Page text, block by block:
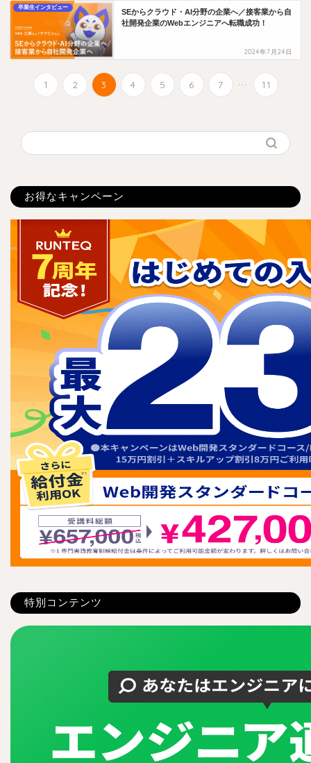
卒業生インタビュー
SEからクラウド・AI分野の企業へ／接客業から自
社開発企業のWebエンジニアへ転職成功！
2024年7月24日
1 2 3 4 5 6 7 ... 11
お得なキャンペーン
特別コンテンツ